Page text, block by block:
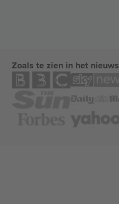
Zoals te zien in het nieuws